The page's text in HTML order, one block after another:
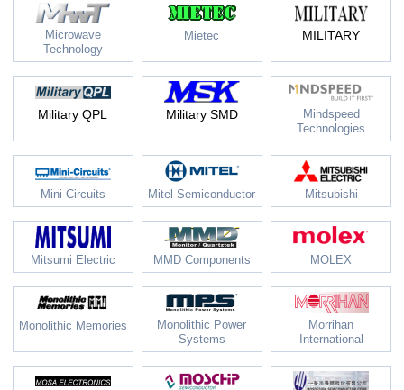
Microwave
Technology
Mietec MILITARY
Military QPL Military SMD
Mindspeed
Technologies
Mini-Circuits Mitel Semiconductor Mitsubishi
Mitsumi Electric MMD Components MOLEX
Monolithic Memories
Monolithic Power
Systems
Morrihan
International